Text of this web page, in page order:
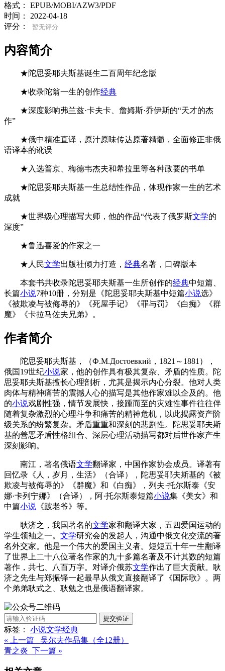
格式：
EPUB/MOBI/AZW3/PDF
时间：
2022-04-18
评分：
暂无评分
内容简介
★陀思妥耶夫斯基诞生二百周年纪念版
★收录陀翁一生的创作经典
★深度影响弗兰兹·卡夫卡、詹姆斯·乔伊斯的“天才的杰
作”
★俄中精准直译，原汁原味传达原著精髓，全面修正非俄
语译本的讹误
★入选普京、梅德韦杰夫和希拉里等各种政要的书单
★陀思妥耶夫斯基一生总结性作品，体现作家一生的艺术
成就
★世界级心理描写大师，他的作品“代表了俄罗斯文学的
深度”
★鲁迅喜爱的作家之一
★人民文学出版社倾力打造， 经典名著，口碑版本
本套书共收录陀思妥耶夫斯基一生所创作的经典中短篇、
长篇小说7种10册，分别是《陀思妥耶夫斯基中短篇小说选》
《被欺凌与被侮辱的》《死屋手记》《罪与罚》《白痴》《群
魔》《卡拉马佐夫兄弟》。
作者简介
陀思妥耶夫斯基，（Ф.М.Достоевкий，1821～1881），
俄国19世纪小说家，他的创作具有极其复杂、矛盾的性质。陀
思妥耶夫斯基擅长心理剖析，尤其是揭示内心分裂。他对人类
肉体与精神痛苦的震撼人心的描写是其他作家难以企及的。他
的小说戏剧性强，情节发展快，接踵而至的灾难性事件往往伴
随着复杂激烈的心理斗争和痛苦的精神危机，以此揭露资产阶
级关系的纷繁复杂。矛盾重重和深刻的悲剧性。陀思妥耶夫斯
基的善恶矛盾性格组合、深层心理活动描写都对后世作家产生
深刻影响。
南江，著名俄语文学翻译家，中国作家协会成员。译著有
回忆录《人，岁月，生活》（合译），陀思妥耶夫斯基的《被
欺凌与被侮辱的》《群魔》和《白痴》，列夫·托尔斯泰《安
娜·卡列宁娜》（合译），阿·托尔斯泰短篇小说集《美女》和
中篇小说 《跛老爷》等。
耿济之，我国著名的文学家和翻译大家，五四爱国运动的
学生领袖之一。 文学研究会的发起人，沟通中俄文化交流的著
名外交家。他是一个伟大的爱国主义者。短短五十年一生翻译
了世界上二十八位著名作家的九十多篇名著及不计其数的短篇
著作，共七、八百万字。对译介俄苏文学作出了巨大贡献。耿
济之先生与郑振铎一起最早从俄文直接翻译了《国际歌》。两
个弟弟耿式之、耿勉之也是俄语翻译家。
提交验证
标签： 小说文学经典
« 上一篇 吴尔夫作品集（全12册）
青之炎 下一篇 »